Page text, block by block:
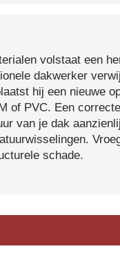
volstaat een
dakwerker
hij een nieuwe
of PVC. Een correcte
van je dak
schade.